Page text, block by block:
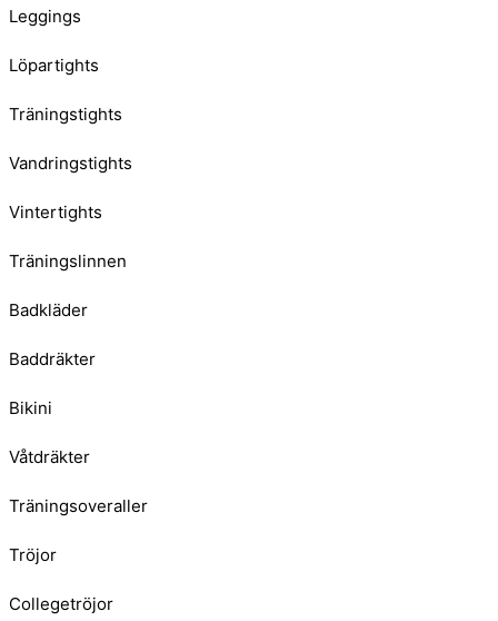
Leggings
Löpartights
Träningstights
Vandringstights
Vintertights
Träningslinnen
Badkläder
Baddräkter
Bikini
Våtdräkter
Träningsoveraller
Tröjor
Collegetröjor